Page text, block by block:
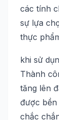
các tính
sự lựa
thực
khi sử
Thành
tăng lên
được
chắc